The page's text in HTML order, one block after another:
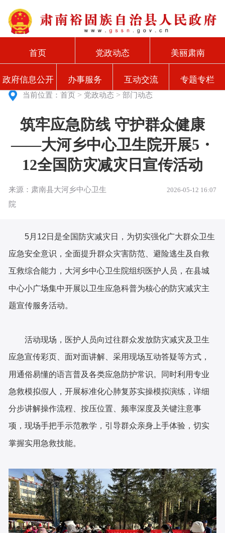
首页 党政动态 美丽肃南
政府信息公开 办事服务 互动交流 专题专栏
当前位置：首页 > 党政动态 >部门动态
筑牢应急防线 守护群众健康
——大河乡中心卫生院开展5・
12全国防灾减灾日宣传活动
来源：肃南县大河乡中心卫生
院
2026-05-12 16:07
5月12日是全国防灾减灾日，为切实强化广大群众卫生
应急安全意识，全面提升群众灾害防范、避险逃生及自救
互救综合能力，大河乡中心卫生院组织医护人员，在县城
中心小广场集中开展以卫生应急科普为核心的防灾减灾主
题宣传服务活动。
活动现场，医护人员向过往群众发放防灾减灾及卫生
应急宣传彩页、面对面讲解、采用现场互动答疑等方式，
用通俗易懂的语言普及各类应急防护常识。同时利用专业
急救模拟假人，开展标准化心肺复苏实操模拟演练，详细
分步讲解操作流程、按压位置、频率深度及关键注意事
项，现场手把手示范教学，引导群众亲身上手体验，切实
掌握实用急救技能。